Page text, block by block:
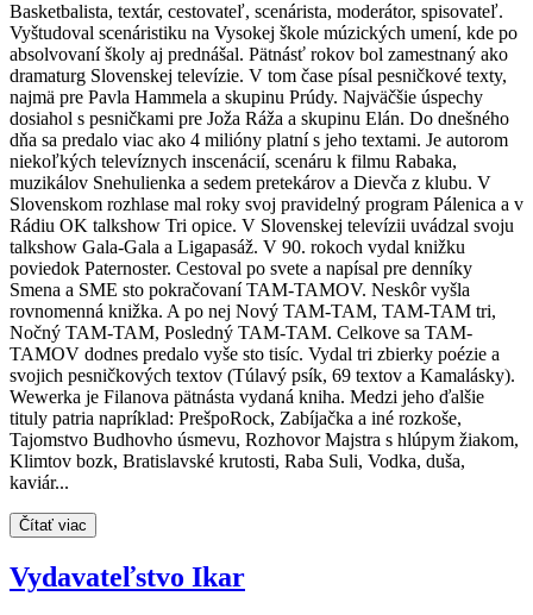
Basketbalista, textár, cestovateľ, scenárista, moderátor, spisovateľ.
Vyštudoval scenáristiku na Vysokej škole múzických umení, kde po
absolvovaní školy aj prednášal. Pätnásť rokov bol zamestnaný ako
dramaturg Slovenskej televízie. V tom čase písal pesničkové texty,
najmä pre Pavla Hammela a skupinu Prúdy. Najväčšie úspechy
dosiahol s pesničkami pre Joža Ráža a skupinu Elán. Do dnešného
dňa sa predalo viac ako 4 milióny platní s jeho textami. Je autorom
niekoľkých televíznych inscenácií, scenáru k filmu Rabaka,
muzikálov Snehulienka a sedem pretekárov a Dievča z klubu. V
Slovenskom rozhlase mal roky svoj pravidelný program Pálenica a v
Rádiu OK talkshow Tri opice. V Slovenskej televízii uvádzal svoju
talkshow Gala-Gala a Ligapasáž. V 90. rokoch vydal knižku
poviedok Paternoster. Cestoval po svete a napísal pre denníky
Smena a SME sto pokračovaní TAM-TAMOV. Neskôr vyšla
rovnomenná knižka. A po nej Nový TAM-TAM, TAM-TAM tri,
Nočný TAM-TAM, Posledný TAM-TAM. Celkove sa TAM-
TAMOV dodnes predalo vyše sto tisíc. Vydal tri zbierky poézie a
svojich pesničkových textov (Túlavý psík, 69 textov a Kamalásky).
Wewerka je Filanova pätnásta vydaná kniha. Medzi jeho ďalšie
tituly patria napríklad: PrešpoRock, Zabíjačka a iné rozkoše,
Tajomstvo Budhovho úsmevu, Rozhovor Majstra s hlúpym žiakom,
Klimtov bozk, Bratislavské krutosti, Raba Suli, Vodka, duša,
kaviár...
Čítať viac
Vydavateľstvo Ikar